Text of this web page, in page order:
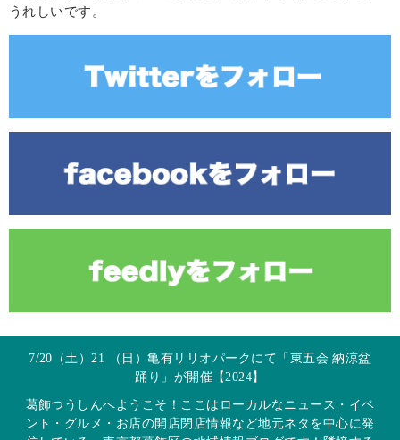
うれしいです。
7/20（土）21 （日）亀有リリオパークにて「東五会 納涼盆
踊り」が開催【2024】
葛飾つうしんへようこそ！ここはローカルなニュース・イベ
ント・グルメ・お店の開店閉店情報など地元ネタを中心に発